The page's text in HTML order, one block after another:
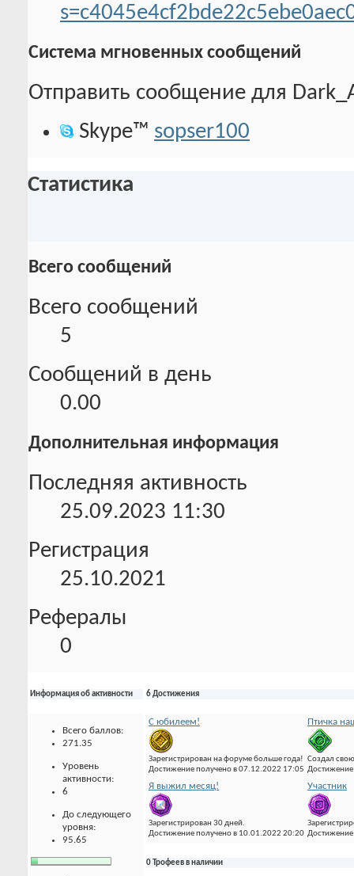
Система мгновенных сообщений
Отправить сообщение для
Skype™ sopser100
Статистика
Всего сообщений
Всего сообщений
5
Сообщений в день
0.00
Дополнительная информация
Последняя активность
25.09.2023 11:30
Регистрация
25.10.2021
Рефералы
0
Информация об активности
Всего баллов:
271.35
Уровень
активности:
6
До следующего
уровня:
95.65
6 Достижения
С юбилеем!
Зарегистрирован на форуме больше года!
Достижение получено в 07.12.2022 17:05
Птичка
Создал
Я выжил месяц!
Зарегистрирован 30 дней.
Достижение получено в 10.01.2022 20:20
Участник
0 Трофеев в наличии